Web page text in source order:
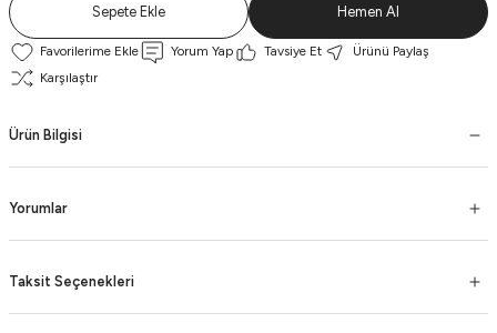
Sepete Ekle Hemen Al
Yorum Yap Tavsiye Et
Ürünü Paylaş
Karşılaştır
Ürün Bilgisi
Yorumlar
Taksit Seçenekleri